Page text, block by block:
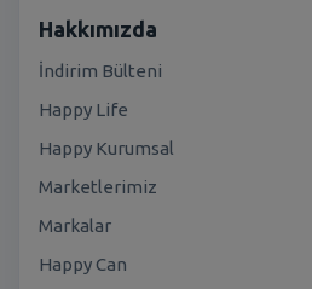
Hakkımızda
İndirim Bülteni
Happy Life
Happy Kurumsal
Marketlerimiz
Markalar
Happy Can